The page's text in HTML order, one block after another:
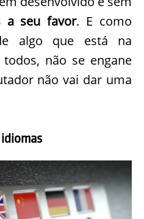
a seu favor. E como
algo que está na
não se engane
não vai dar uma